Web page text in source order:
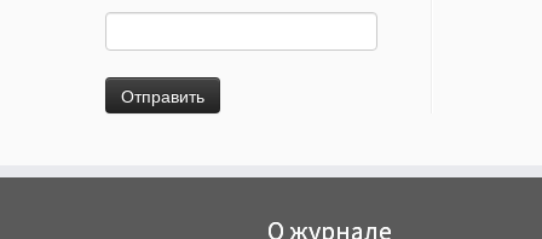
О журнале